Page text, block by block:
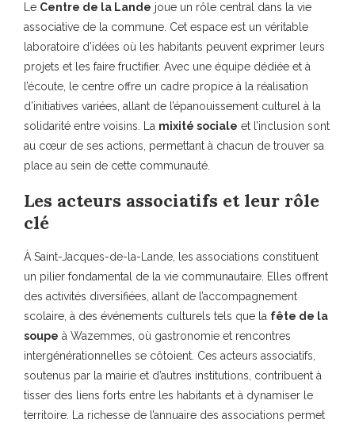
Le Centre de la Lande joue un rôle central dans la vie
associative de la commune. Cet espace est un véritable
laboratoire d’idées où les habitants peuvent exprimer leurs
projets et les faire fructifier. Avec une équipe dédiée et à
l’écoute, le centre offre un cadre propice à la réalisation
d’initiatives variées, allant de l’épanouissement culturel à la
solidarité entre voisins. La mixité sociale et l’inclusion sont
au cœur de ses actions, permettant à chacun de trouver sa
place au sein de cette communauté.
Les acteurs associatifs et leur rôle
clé
À Saint-Jacques-de-la-Lande, les associations constituent
un pilier fondamental de la vie communautaire. Elles offrent
des activités diversifiées, allant de l’accompagnement
scolaire, à des événements culturels tels que la fête de la
soupe à Wazemmes, où gastronomie et rencontres
intergénérationnelles se côtoient. Ces acteurs associatifs,
soutenus par la mairie et d’autres institutions, contribuent à
tisser des liens forts entre les habitants et à dynamiser le
territoire. La richesse de l’annuaire des associations permet